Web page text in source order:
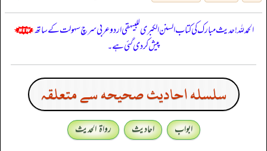
الحمدللہ! حدیث مبارک کی کتاب السنن الكبرى للبيهقي اردو عربی سرچ سہولت کے ساتھ
پیش کر دی گئی ہے۔
سلسله احاديث صحيحه سے متعلقہ
ابواب احادیث
رواۃ الحدیث